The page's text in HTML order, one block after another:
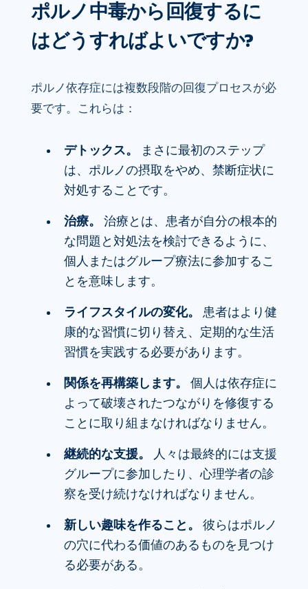
ポルノ中毒から回復するに
はどうすればよいですか?
ポルノ依存症には複数段階の回復プロセスが必
要です。これらは：
デトックス。
まさに最初のステップ
は、ポルノの摂取をやめ、禁断症状に
対処することです。
治療。 治療とは、患者が自分の根本的
な問題と対処法を検討できるように、
個人またはグループ療法に参加するこ
とを意味します。
ライフスタイルの変化。 患者はより健
康的な習慣に切り替え、定期的な生活
習慣を実践する必要があります。
関係を再構築します。
個人は依存症に
よって破壊されたつながりを修復する
ことに取り組まなければなりません。
継続的な支援。
人々は最終的には支援
グループに参加したり、心理学者の診
察を受け続けなければなりません。
新しい趣味を作ること。 彼らはポルノ
の穴に代わる価値のあるものを見つけ
る必要がある。